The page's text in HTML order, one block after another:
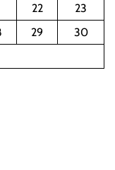
22
23
29
30